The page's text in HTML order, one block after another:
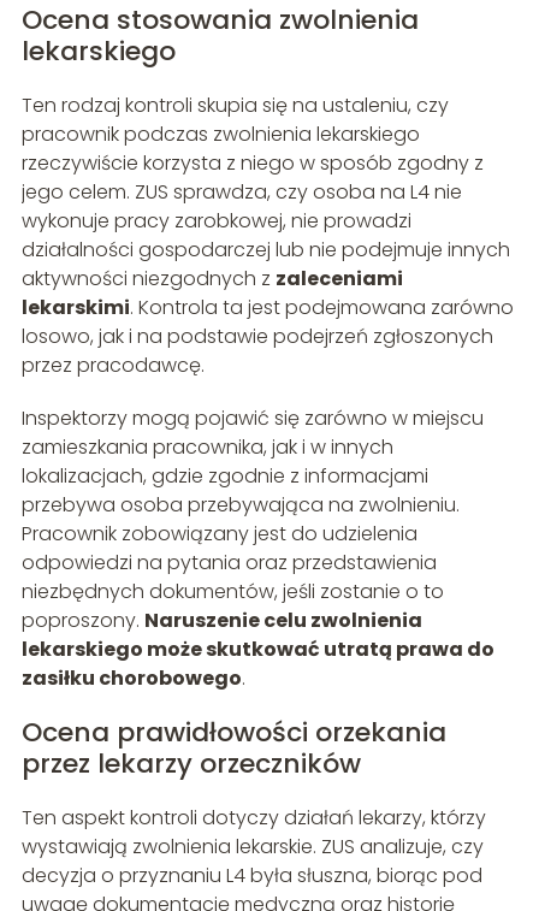
Ocena stosowania zwolnienia
lekarskiego
Ten rodzaj kontroli skupia się na ustaleniu, czy
pracownik podczas zwolnienia lekarskiego
rzeczywiście korzysta z niego w sposób zgodny z
jego celem. ZUS sprawdza, czy osoba na L4 nie
wykonuje pracy zarobkowej, nie prowadzi
działalności gospodarczej lub nie podejmuje innych
aktywności niezgodnych z zaleceniami
lekarskimi. Kontrola ta jest podejmowana zarówno
losowo, jak i na podstawie podejrzeń zgłoszonych
przez pracodawcę.
Inspektorzy mogą pojawić się zarówno w miejscu
zamieszkania pracownika, jak i w innych
lokalizacjach, gdzie zgodnie z informacjami
przebywa osoba przebywająca na zwolnieniu.
Pracownik zobowiązany jest do udzielenia
odpowiedzi na pytania oraz przedstawienia
niezbędnych dokumentów, jeśli zostanie o to
poproszony. Naruszenie celu zwolnienia
lekarskiego może skutkować utratą prawa do
zasiłku chorobowego.
Ocena prawidłowości orzekania
przez lekarzy orzeczników
Ten aspekt kontroli dotyczy działań lekarzy, którzy
wystawiają zwolnienia lekarskie. ZUS analizuje, czy
decyzja o przyznaniu L4 była słuszna, biorąc pod
uwagę dokumentację medyczną oraz historię